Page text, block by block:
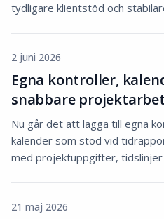
tydligare klientstöd och
2 juni 2026
Egna kontroller,
snabbare
Nu går det att lägga till egna
kalender som stöd vid
med projektuppgifter,
21 maj 2026